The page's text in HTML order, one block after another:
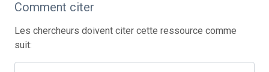
Comment citer
Les chercheurs doivent citer cette ressource comme
suit: